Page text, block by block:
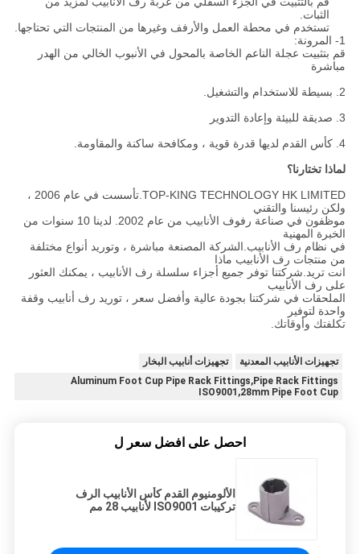
الثبات.
تستخدم في محطة العمل والأرفف وغيرها من المنتجات التي تحتاجها.
1- المرونة:
قم بتثبيت عجلة الناعم الخاصة بالمحول في الأنبوب الخالي من الهدر
مباشرة
2. بسيطة للاستخدام والتشغيل.
3. صديقة للبيئة وإعادة التدوير
4. كأس ​​القدم لديها قدرة قوية ، ومكافحة ساكنة والمقاومة.
لماذا تختارنا؟
TOP-KING TECHNOLOGY HK LIMITED.تأسست في عام 2006 ،
ولكن رئيسنا والتقني
موظفون في صناعة رفوف الأنابيب من عام 2002. لدينا 10 سنوات من
الخبرة المهنية
في نظام رف الأنابيب.الشركة المصنعة مباشرة ، وتوريد أنواع مختلفة
من منتجات رف الأنابيب ماذا
انت تريد.شركتنا توفر جميع أجزاء سلسلة رف الأنابيب ، يمكنك العثور
على رف الأنابيب
الملحقات في شركتنا بجودة عالية وأفضل سعر ، توريد رف أنابيب وقفة
واحدة لتوفير
تكلفتك وأوقاتك.
تجهيزات الأنابيب المعدنية
تجهيزات أنابيب البخار
Aluminum Foot Cup Pipe Rack Fittings,Pipe Rack Fittings
ISO9001,28mm Pipe Foot Cup
احصل على افضل سعر ل
الألومنيوم القدم كأس الأنابيب الرف
تركيبات ISO9001 لأنابيب 28 مم